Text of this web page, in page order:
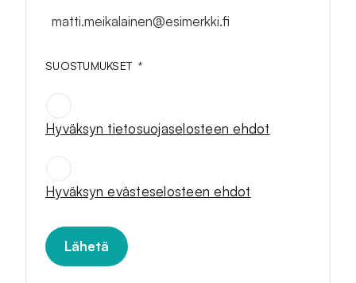
SUOSTUMUKSET *
Hyväksyn tietosuojaselosteen ehdot
SUOSTUMUKSET
Hyväksyn evästeselosteen ehdot